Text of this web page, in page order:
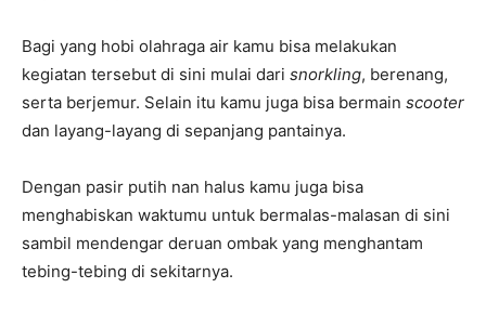
Bagi yang hobi olahraga air kamu bisa melakukan
kegiatan tersebut di sini mulai dari snorkling, berenang,
serta berjemur. Selain itu kamu juga bisa bermain scooter
dan layang-layang di sepanjang pantainya.
Dengan pasir putih nan halus kamu juga bisa
menghabiskan waktumu untuk bermalas-malasan di sini
sambil mendengar deruan ombak yang menghantam
tebing-tebing di sekitarnya.